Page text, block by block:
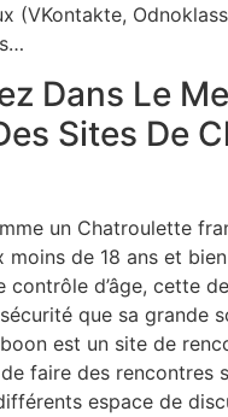
(VKontakte,
Dans Le
Sites De
un Chatroulette
de 18 ans et bien
contrôle d’âge, cette
que sa grande
est un site de
faire des rencontres
espace de